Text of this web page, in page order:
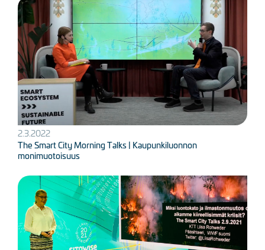
Kuva
2.3.2022
The Smart City Morning Talks | Kaupunkiluonnon
monimuotoisuus
Kuva